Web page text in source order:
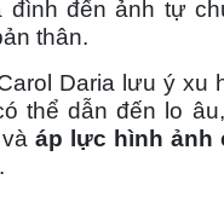
đình đến ảnh tự
thân.
Daria lưu ý
thể dẫn đến lo
vàáp lực hình ảnh